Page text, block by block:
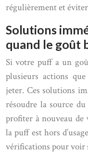
régulièrement et
Solutions
quand le goût
Si votre puff a un
plusieurs actions
jeter. Ces solutions
résoudre la source
profiter à nouveau
la puff est hors
vérifications pour voir